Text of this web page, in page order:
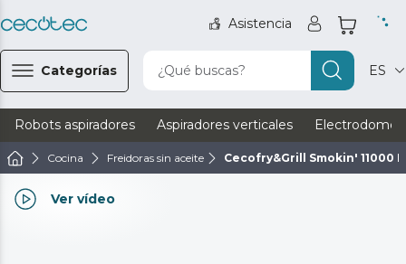
Asistencia
Categorías ¿Qué buscas? ES
Robots aspiradores Aspiradores verticales
Cocina Freidoras sin aceite Cecofry&Grill Smokin' 11000
Ver vídeo